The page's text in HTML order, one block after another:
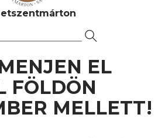
EL
FÖLDÖN
MELLETT!